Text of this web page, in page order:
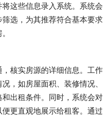
这些信息录入系统。系统会
选，为其推荐符合基本要求
核实房源的详细信息。工作
，如房屋面积、装修情况、
出租条件。同时，系统会对
更直观地展示给租客。通过